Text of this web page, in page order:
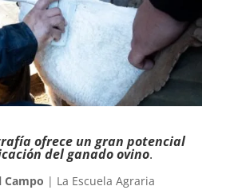
ofrece un gran potencial
del ganado ovino.
Campo | La Escuela Agraria